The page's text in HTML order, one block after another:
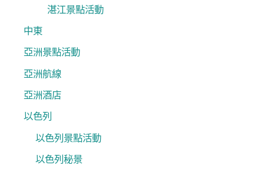
湛江景點活動
中東
亞洲景點活動
亞洲航線
亞洲酒店
以色列
以色列景點活動
以色列秘景